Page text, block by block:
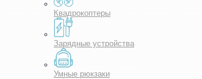
Квадрокоптеры
Зарядные устройства
Умные рюкзаки